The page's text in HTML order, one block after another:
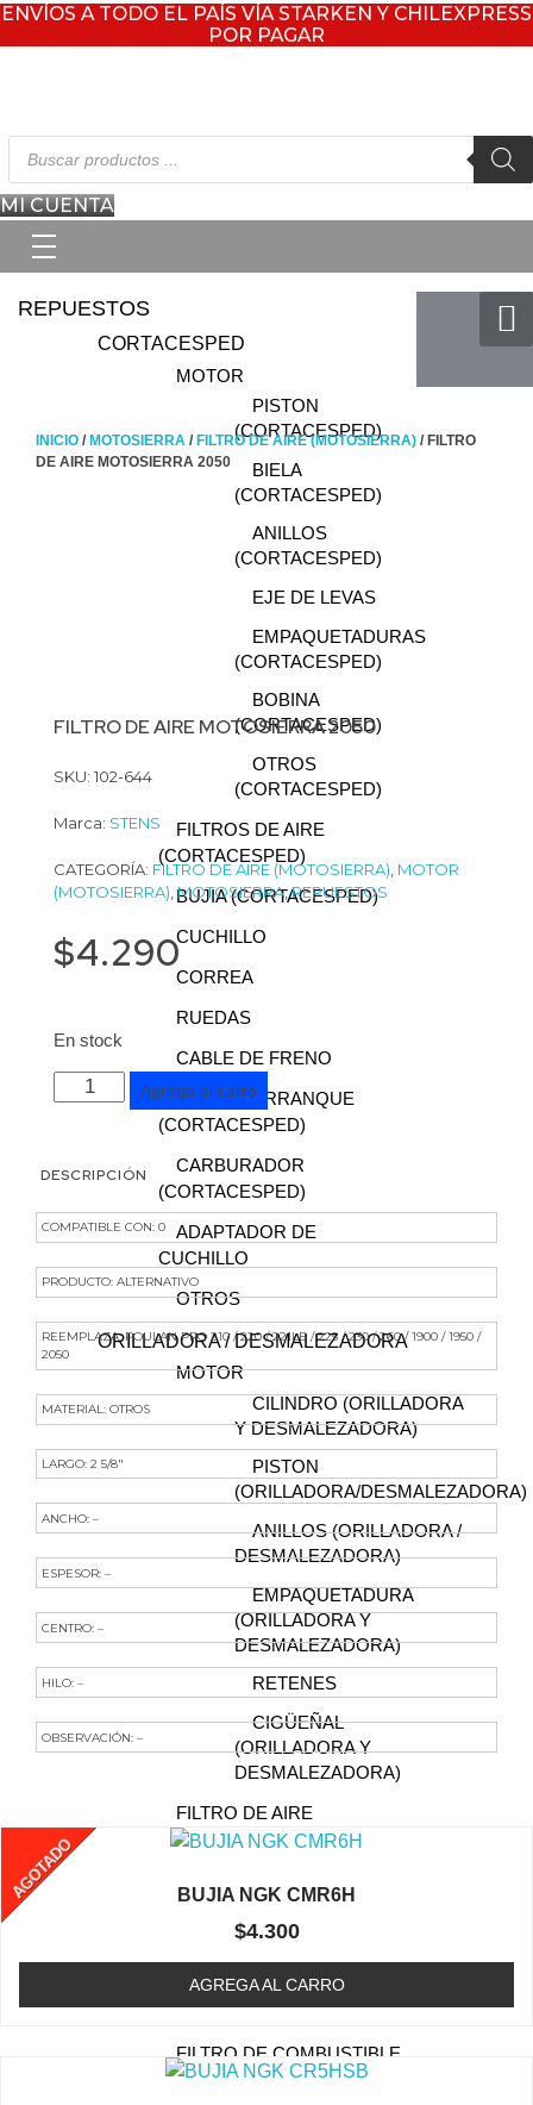
ENVÍOS A TODO EL PAÍS VÍA STARKEN Y CHILEXPRESS
POR PAGAR
Búsqueda
de
productos
MI CUENTA
REPUESTOS
CORTACESPED
MOTOR
PISTON
(CORTACESPED)
BIELA
(CORTACESPED)
ANILLOS
(CORTACESPED)
EJE DE LEVAS
EMPAQUETADURAS
(CORTACESPED)
BOBINA
(CORTACESPED)
OTROS
(CORTACESPED)
FILTROS DE AIRE
(CORTACESPED)
BUJIA (CORTACESPED)
CUCHILLO
CORREA
RUEDAS
CABLE DE FRENO
TAPA DE ARRANQUE
(CORTACESPED)
CARBURADOR
(CORTACESPED)
ADAPTADOR DE
CUCHILLO
OTROS
ORILLADORA / DESMALEZADORA
MOTOR
CILINDRO (ORILLADORA
Y DESMALEZADORA)
PISTON
(ORILLADORA/DESMALEZADORA)
ANILLOS (ORILLADORA /
DESMALEZADORA)
EMPAQUETADURA
(ORILLADORA Y
DESMALEZADORA)
RETENES
CIGÜEÑAL
(ORILLADORA Y
DESMALEZADORA)
FILTRO DE AIRE
(ORILLADORA /
BUJIA (ORILLADORA /
DESMALEZADORA)
CAJA DE ENGRANAJE
FILTRO DE COMBUSTIBLE
(ORILLADORA /
INICIO / MOTOSIERRA / FILTRO DE AIRE (MOTOSIERRA) / FILTRO
DE AIRE MOTOSIERRA 2050
FILTRO DE AIRE MOTOSIERRA 2050
SKU: 102-644
Marca: STENS
CATEGORÍA: FILTRO DE AIRE (MOTOSIERRA), MOTOR
(MOTOSIERRA),MOTOSIERRA,REPUESTOS
$4.290
En stock
FILTRO
MOTOSIERRA
2050
cantidad
Agrega al carro
DESCRIPCIÓN
COMPATIBLE CON: 0
PRODUCTO: ALTERNATIVO
REEMPLAZA: POULAN PRO 210 / 220 / 221LE / 225 / 230 / 260 / 1900 / 1950 /
2050
MATERIAL: OTROS
LARGO: 2 5/8″
ANCHO: –
ESPESOR: –
CENTRO: –
HILO: –
OBSERVACIÓN: –
Te Podría Interesar
BUJIA NGK CMR6H
AGOTADO
$4.300
AGREGA AL CARRO